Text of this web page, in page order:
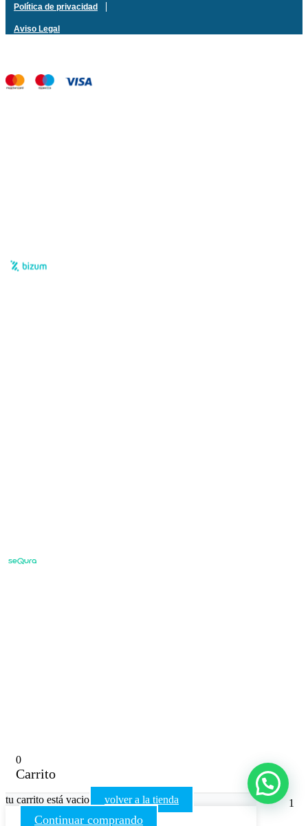
Política de privacidad
Aviso Legal
0
Carrito
tu carrito está vacio volver a la tienda
Continuar comprando
1